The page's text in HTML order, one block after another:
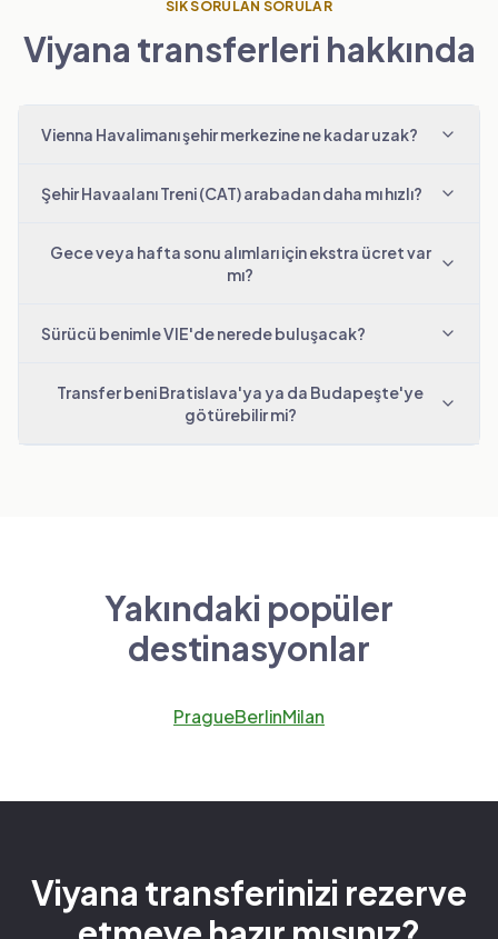
SIK SORULAN SORULAR
Viyana transferleri hakkında
Vienna Havalimanı şehir merkezine ne kadar uzak?
Şehir Havaalanı Treni (CAT) arabadan daha mı hızlı?
Gece veya hafta sonu alımları için ekstra ücret var
mı?
Sürücü benimle VIE'de nerede buluşacak?
Transfer beni Bratislava'ya ya da Budapeşte'ye
götürebilir mi?
Yakındaki popüler
destinasyonlar
PragueBerlinMilan
Viyana transferinizi rezerve